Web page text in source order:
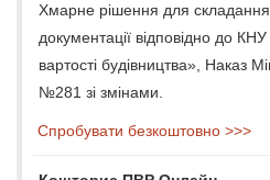
Хмарне рішення для складання
документації відповідно до
вартості будівництва», Наказ
№281 зі змінами.
Спробувати безкоштовно >>>